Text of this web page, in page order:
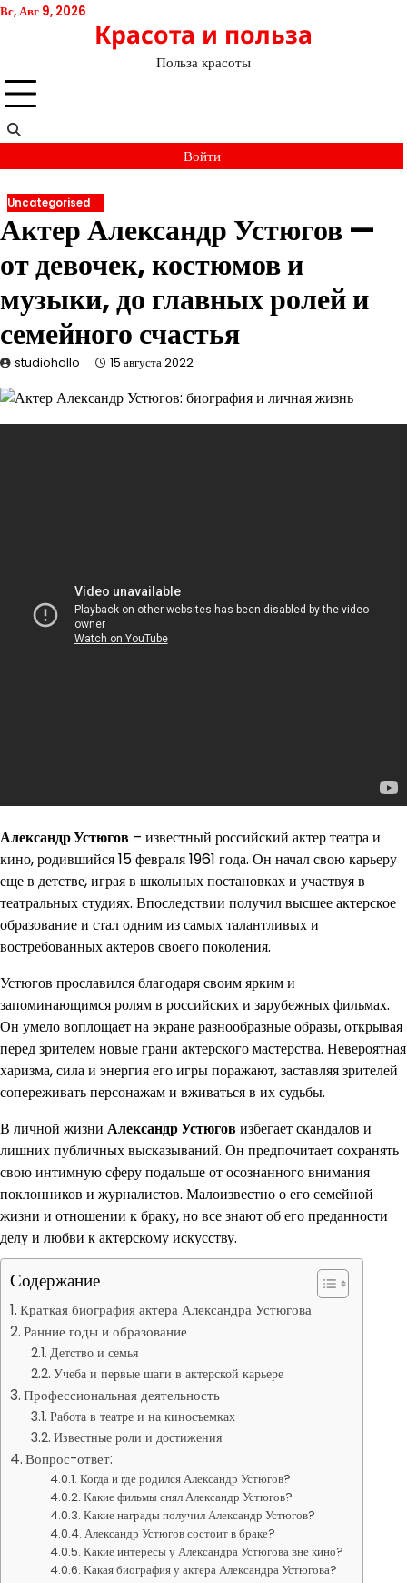
Перейти
Вс, Авг 9, 2026
Красота и польза
Польза красоты
Войти
Uncategorised
Актер Александр Устюгов —
от девочек, костюмов и
музыки, до главных ролей и
семейного счастья
studiohallo_ 15 августа 2022
Александр Устюгов – известный российский актер театра и
кино, родившийся 15 февраля 1961 года. Он начал свою карьеру
еще в детстве, играя в школьных постановках и участвуя в
театральных студиях. Впоследствии получил высшее актерское
образование и стал одним из самых талантливых и
востребованных актеров своего поколения.
Устюгов прославился благодаря своим ярким и
запоминающимся ролям в российских и зарубежных фильмах.
Он умело воплощает на экране разнообразные образы, открывая
перед зрителем новые грани актерского мастерства. Невероятная
харизма, сила и энергия его игры поражают, заставляя зрителей
сопереживать персонажам и вживаться в их судьбы.
В личной жизни Александр Устюговизбегает скандалов и
лишних публичных высказываний. Он предпочитает сохранять
свою интимную сферу подальше от осознанного внимания
поклонников и журналистов. Малоизвестно о его семейной
жизни и отношении к браку, но все знают об его преданности
делу и любви к актерскому искусству.
Содержание
Краткая биография актера Александра Устюгова
Ранние годы и образование
Детство и семья
Учеба и первые шаги в актерской карьере
Профессиональная деятельность
Работа в театре и на киносъемках
Известные роли и достижения
Вопрос-ответ:
Когда и где родился Александр Устюгов?
Какие фильмы снял Александр Устюгов?
Какие награды получил Александр Устюгов?
Александр Устюгов состоит в браке?
Какие интересы у Александра Устюгова вне кино?
Какая биография у актера Александра Устюгова?